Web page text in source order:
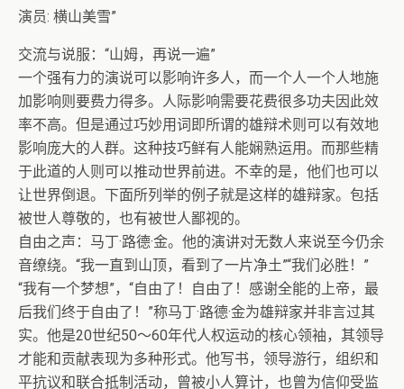
演员: 横山美雪”
交流与说服：“山姆，再说一遍”
一个强有力的演说可以影响许多人，而一个人一个人地施
加影响则要费力得多。人际影响需要花费很多功夫因此效
率不高。 但是通过巧妙用词即所谓的雄辩术则可以有效地
影响庞大的人群。这种技巧鲜有人能娴熟运用。而那些精
于此道的人则可以推动世界前进。不幸的是，他们也可以
让世界倒退。下面所列举的例子就是这样的雄辩家。包括
被世人尊敬的，也有被世人鄙视的。
自由之声：马丁·路德·金。他的演讲对无数人来说至今仍余
音缭绕。“我一直到山顶，看到了一片净土”“我们必胜！”
“我有一个梦想”，“自由了！自由了！感谢全能的上帝，最
后我们终于自由了！”称马丁·路德·金为雄辩家并非言过其
实。他是20世纪50～60年代人权运动的核心领袖，其领导
才能和贡献表现为多种形式。他写书，领导游行，组织和
平抗议和联合抵制活动，曾被小人算计，也曾为信仰受监